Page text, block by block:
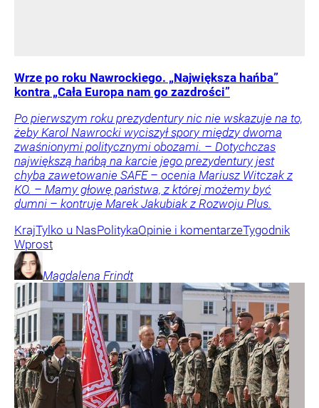
Wrze po roku Nawrockiego. „Największa hańba”
kontra „Cała Europa nam go zazdrości”
Po pierwszym roku prezydentury nic nie wskazuje na to,
żeby Karol Nawrocki wyciszył spory między dwoma
zwaśnionymi politycznymi obozami. – Dotychczas
największą hańbą na karcie jego prezydentury jest
chyba zawetowanie SAFE – ocenia Mariusz Witczak z
KO. – Mamy głowę państwa, z której możemy być
dumni – kontruje Marek Jakubiak z Rozwoju Plus.
KrajTylko u NasPolitykaOpinie i komentarzeTygodnik
Wprost
Magdalena Frindt